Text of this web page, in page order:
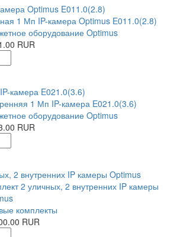
1 Мп IP-камера Optimus E011.0(2.8)
оборудование Optimus
RUR
1 Мп IP-камера E021.0(3.6)
оборудование Optimus
RUR
2 уличных, 2 внутренних IP камеры
комплекты
RUR